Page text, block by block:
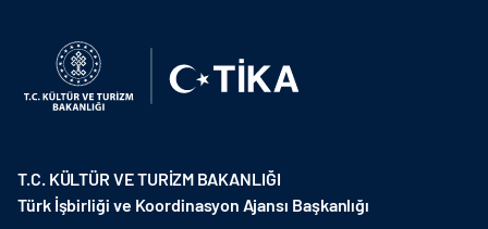
T.C. KÜLTÜR VE TURİZM BAKANLIĞI
Türk İşbirliği ve Koordinasyon Ajansı Başkanlığı